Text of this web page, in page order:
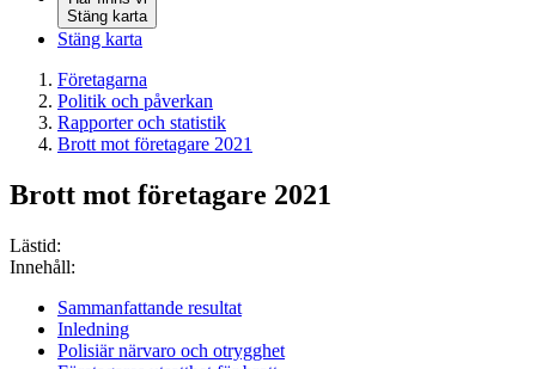
Stäng karta
Stäng karta
Företagarna
Politik och påverkan
Rapporter och statistik
Brott mot företagare 2021
Brott mot företagare 2021
Lästid:
Innehåll:
Sammanfattande resultat
Inledning
Polisiär närvaro och otrygghet